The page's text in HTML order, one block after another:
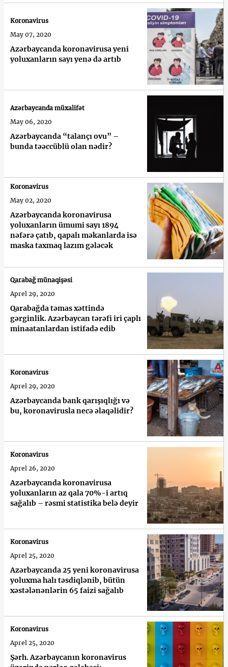
Azərbaycanda koronavirusa yeni
yoluxanların sayı yenə də artıb
Koronavirus
May 07, 2020
Azərbaycanda “talançı ovu” –
bunda təəccüblü olan nədir?
Azərbaycanda müxalifət
May 06, 2020
Azərbaycanda koronavirusa
yoluxanların ümumi sayı 1894
nəfərə çatıb, qapalı məkanlarda isə
maska taxmaq lazım gələcək
Koronavirus
May 02, 2020
Qarabağda təmas xəttində
gərginlik. Azərbaycan tərəfi iri çaplı
minaatanlardan istifadə edib
Qarabağ münaqişəsi
Aprel 29, 2020
Azərbaycanda bank qarışıqlığı və
bu, koronavirusla necə əlaqəlidir?
Koronavirus
Aprel 29, 2020
Azərbaycanda koronavirusa
yoluxanların az qala 70%-i artıq
sağalıb – rəsmi statistika belə deyir
Koronavirus
Aprel 26, 2020
Azərbaycanda 25 yeni koronavirusa
yoluxma halı təsdiqlənib, bütün
xəstələnənlərin 65 faizi sağalıb
Koronavirus
Aprel 25, 2020
Şərh. Azərbaycanın koronavirus
Koronavirus
Aprel 25, 2020